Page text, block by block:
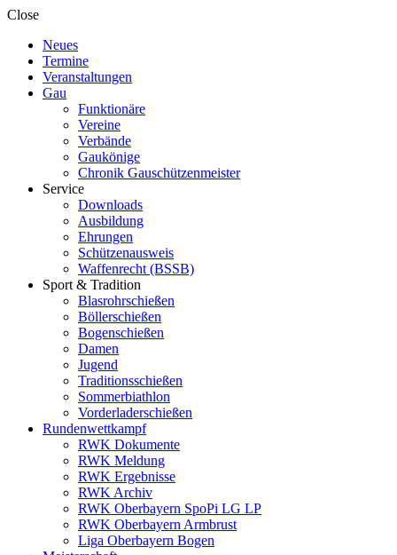
Close
Neues
Termine
Veranstaltungen
Gau
Funktionäre
Vereine
Verbände
Gaukönige
Chronik Gauschützenmeister
Service
Downloads
Ausbildung
Ehrungen
Schützenausweis
Waffenrecht (BSSB)
Sport & Tradition
Blasrohrschießen
Böllerschießen
Bogenschießen
Damen
Jugend
Traditionsschießen
Sommerbiathlon
Vorderladerschießen
Rundenwettkampf
RWK Dokumente
RWK Meldung
RWK Ergebnisse
RWK Archiv
RWK Oberbayern SpoPi LG LP
RWK Oberbayern Armbrust
Liga Oberbayern Bogen